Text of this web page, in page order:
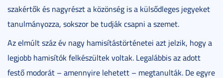
szakértők és nagyrészt a közönség is a külsődleges jegyeket
tanulmányozza, sokszor be tudják csapni a szemet.
Az elmúlt száz év nagy hamisítástörténetei azt jelzik, hogy a
legjobb hamisítók felkészültek voltak. Legalábbis az adott
festő modorát – amennyire lehetett – megtanulták. De egyre